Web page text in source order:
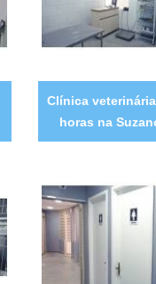
Clínica
horas na